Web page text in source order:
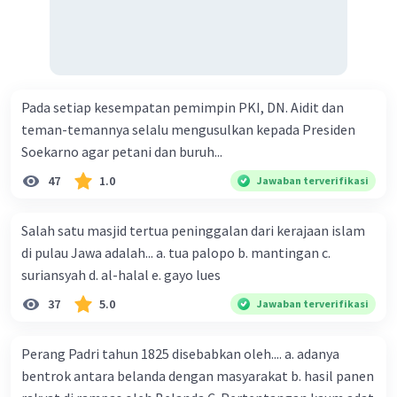
merupakan bukti fisik dari keberadaan
kebudayaan Hindu-Buddha di Indonesia. Contoh
tempat terkenal adalah Candi Borobudur dan
Candi Prambanan di Jawa Tengah, yang
merupakan situs-situs monumental dari periode
keberagaman budaya dan spiritual di Indonesia.
Beri Rating·0.0 (0) Balas
Pada setiap kesempatan pemimpin PKI, DN. Aidit dan
teman-temannya selalu mengusulkan kepada Presiden
Soekarno agar petani dan buruh...
47 1.0 Jawaban terverifikasi
Salah satu masjid tertua peninggalan dari kerajaan islam
di pulau Jawa adalah... a. tua palopo b. mantingan c.
suriansyah d. al-halal e. gayo lues
37 5.0 Jawaban terverifikasi
Perang Padri tahun 1825 disebabkan oleh.... a. adanya
bentrok antara belanda dengan masyarakat b. hasil panen